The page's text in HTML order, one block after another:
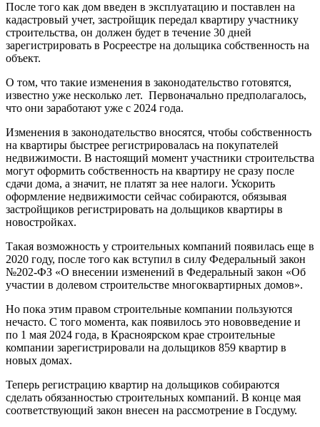
обяжут
на
После того как дом введен в эксплуатацию и поставлен на
кадастровый учет, застройщик передал квартиру участнику
строительства, он должен будет в течение 30 дней
зарегистрировать в Росреестре на дольщика собственность на
объект.
О том, что такие изменения в законодательство готовятся,
известно уже несколько лет. Первоначально предполагалось,
что они заработают уже с 2024 года.
Изменения в законодательство вносятся, чтобы собственность
на квартиры быстрее регистрировалась на покупателей
недвижимости. В настоящий момент участники строительства
могут оформить собственность на квартиру не сразу после
сдачи дома, а значит, не платят за нее налоги. Ускорить
оформление недвижимости сейчас собираются, обязывая
застройщиков регистрировать на дольщиков квартиры в
новостройках.
Такая возможность у строительных компаний появилась еще в
2020 году, после того как вступил в силу Федеральный закон
№202-ФЗ «О внесении изменений в Федеральный закон «Об
участии в долевом строительстве многоквартирных домов».
Но пока этим правом строительные компании пользуются
нечасто. С того момента, как появилось это нововведение и
по 1 мая 2024 года, в Красноярском крае строительные
компании зарегистрировали на дольщиков 859 квартир в
новых домах.
Теперь регистрацию квартир на дольщиков собираются
сделать обязанностью строительных компаний. В конце мая
соответствующий закон внесен на рассмотрение в Госдуму.